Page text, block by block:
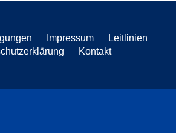
Impressum
Leitlinien
Kontakt